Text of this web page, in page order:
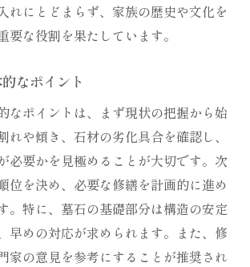
れにとどまらず、家族の歴史や文化を
要な役割を果たしています。
なポイント
なポイントは、まず現状の把握から始
れや傾き、石材の劣化具合を確認し、
必要かを見極めることが大切です。次
位を決め、必要な修繕を計画的に進め
。特に、墓石の基礎部分は構造の安定
早めの対応が求められます。また、修
家の意見を参考にすることが推奨され